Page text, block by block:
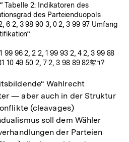
Tabelle 2: Indikatoren des
des Parteienduopols
6 2, 3 98 90 3, 0 2, 3 99 97 Umfang
99 96 2, 2 2, 1 99 93 2, 4 2, 3 99 88
81 12 48 45 2, 8 2, 5 98 90 81 10 49 50 2, 7 2, 3 98 89 82挐٦?
Wahlrecht
— aber auch in der Struktur
(cleavages)
soll dem Wähler
der Parteien